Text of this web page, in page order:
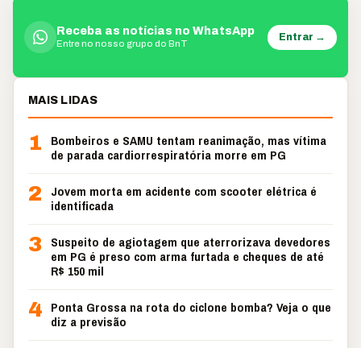
Receba as notícias no WhatsApp
Entre no nosso grupo do BnT
Entrar →
MAIS LIDAS
1
Bombeiros e SAMU tentam reanimação, mas vítima
de parada cardiorrespiratória morre em PG
2
Jovem morta em acidente com scooter elétrica é
identificada
3 Suspeito de agiotagem que aterrorizava devedores
em PG é preso com arma furtada e cheques de até
R$ 150 mil
4 Ponta Grossa na rota do ciclone bomba? Veja o que
diz a previsão